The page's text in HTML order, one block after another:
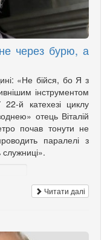
через бурю, а
«Не бійся, бо Я з
інструментом
22-й катехезі циклу
отець Віталій
почав тонути не
паралелі з
Читати далі